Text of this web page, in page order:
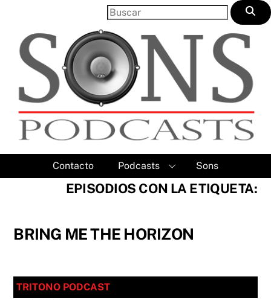
content
Contacto Podcasts Sons
EPISODIOS CON LA ETIQUETA:
BRING ME THE HORIZON
TRITONO PODCAST